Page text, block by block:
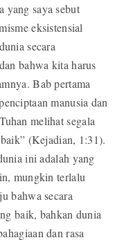
yang saya sebut
eksistensial
secara
bahwa kita harus
Bab pertama
manusia dan
melihat segala
(Kejadian, 1:31).
ini adalah yang
mungkin terlalu
bahwa secara
baik, bahkan dunia
dan rasa